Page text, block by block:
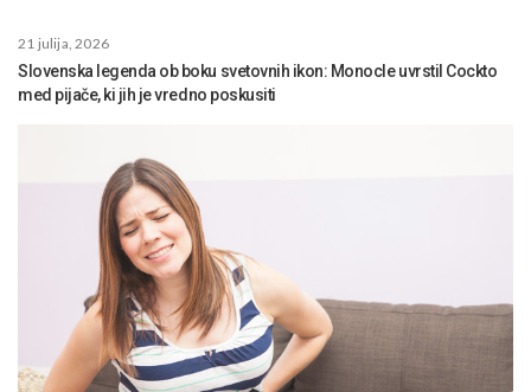
21 julija, 2026
Slovenska legenda ob boku svetovnih ikon: Monocle uvrstil Cockto
med pijače, ki jih je vredno poskusiti